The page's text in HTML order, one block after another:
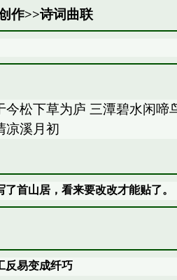
作>>诗词曲联
今松下草为庐 三潭碧水闲
凉溪月初
首山居，看来要改改才能贴了。
反易变成纤巧